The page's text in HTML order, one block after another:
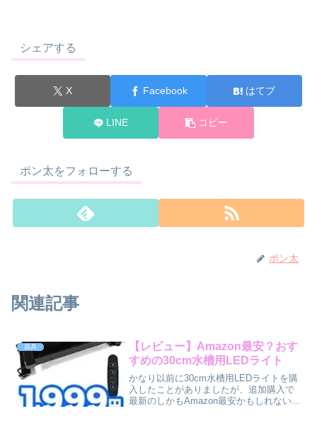
シェアする
X Facebook はてブ
LINE コピー
ポン太をフォローする
ポン太
関連記事
器具
【レビュー】Amazon最安？おす
すめの30cm水槽用LEDライト
かなり以前に30cm水槽用LEDライトを購
入したことがありましたが、追加購入で
最新のしかもAmazon最安かもしれない